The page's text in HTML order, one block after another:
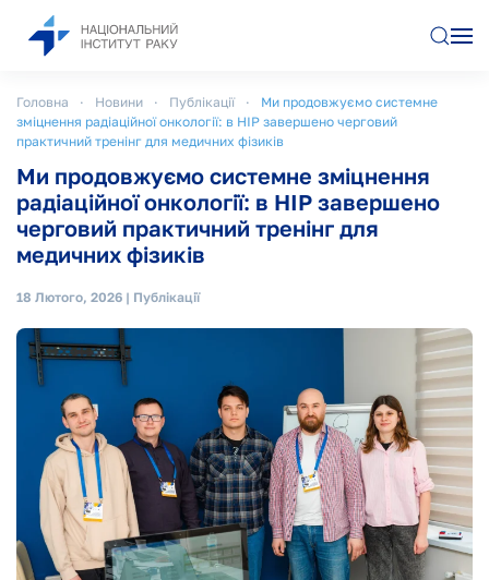
Головна Новини Публікації
Ми продовжуємо системне
зміцнення радіаційної онкології: в НІР завершено черговий
практичний тренінг для медичних фізиків
Ми продовжуємо системне зміцнення
радіаційної онкології: в НІР завершено
черговий практичний тренінг для
медичних фізиків
18 Лютого, 2026 | Публікації